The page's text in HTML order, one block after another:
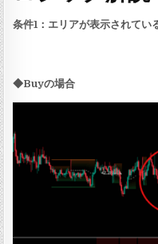
条件1：エリアが表示されてい
◆Buyの場合